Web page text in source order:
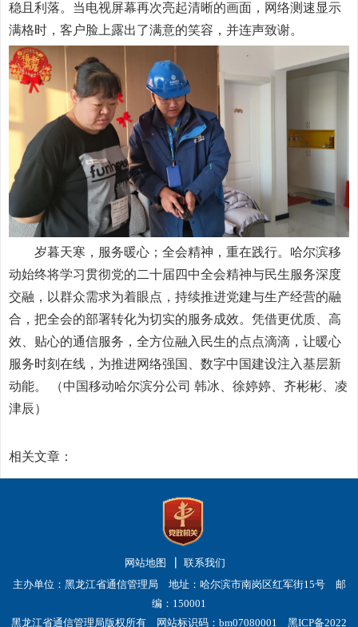
稳且利落。当电视屏幕再次亮起清晰的画面，网络测速显示
满格时，客户脸上露出了满意的笑容，并连声致谢。
岁暮天寒，服务暖心；全会精神，重在践行。 哈尔滨移
动始终将学习贯彻党的二十届四中全会精神与民生服务深度
交融，以群众需求为着眼点，持续推进党建与生产经营的融
合，把全会的部署转化为切实的服务成效。凭借更优质、高
效、贴心的通信服务，全方位融入民生的点点滴滴，让暖心
服务时刻在线，为推进网络强国、数字中国建设注入基层新
动能。 （中国移动哈尔滨分公司 韩冰、徐婷婷、齐彬彬、凌
津辰）
相关文章：
网站地图
联系我们
主办单位：黑龙江省通信管理局 地址：哈尔滨市南岗区红军街15号 邮
编：150001
黑龙江省通信管理局版权所有 网站标识码：bm07080001 黑ICP备2022